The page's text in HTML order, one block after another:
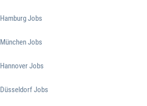
Hamburg Jobs
München Jobs
Hannover Jobs
Düsseldorf Jobs